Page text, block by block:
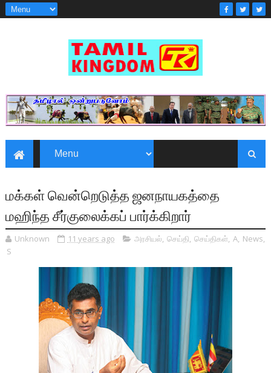
மக்கள் வென்றெடுத்த ஜனநாயகத்தை
மஹிந்த சீர்குலைக்கப் பார்க்கிறார்
Unknown 11 years ago அரசியல், செய்தி, செய்திகள், A, News,
S